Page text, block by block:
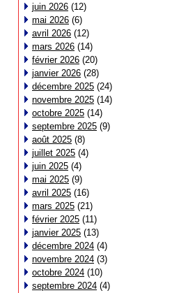
juin 2026 (12)
mai 2026 (6)
avril 2026 (12)
mars 2026 (14)
février 2026 (20)
janvier 2026 (28)
décembre 2025 (24)
novembre 2025 (14)
octobre 2025 (14)
septembre 2025 (9)
août 2025 (8)
juillet 2025 (4)
juin 2025 (4)
mai 2025 (9)
avril 2025 (16)
mars 2025 (21)
février 2025 (11)
janvier 2025 (13)
décembre 2024 (4)
novembre 2024 (3)
octobre 2024 (10)
septembre 2024 (4)